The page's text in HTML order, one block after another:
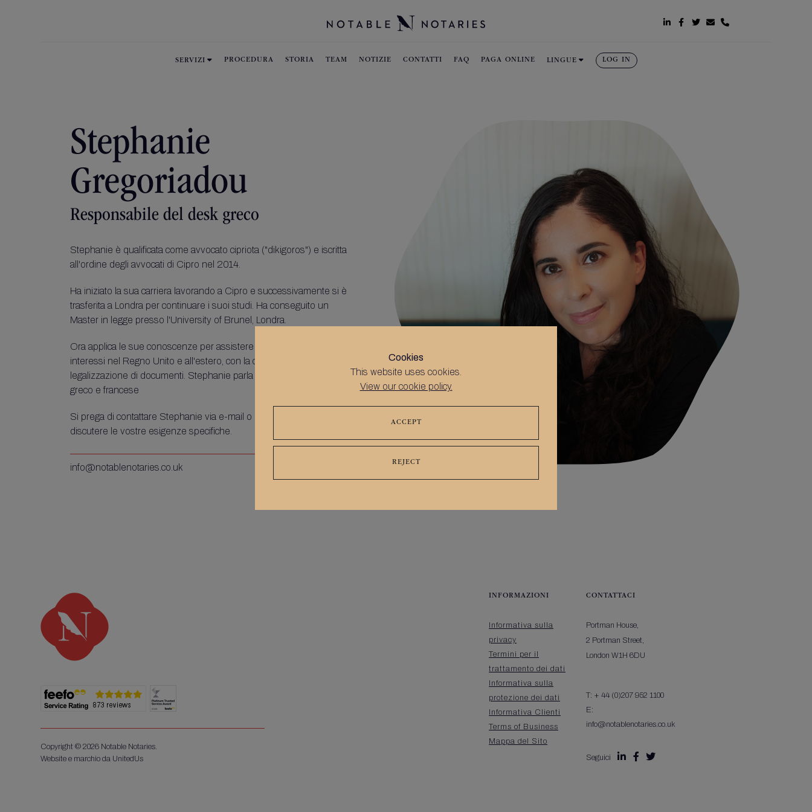
Cookies
This website uses cookies.
View our cookie policy.
ACCEPT
REJECT
    
SERVIZI  PROCEDURA STORIA TEAM NOTIZIE CONTATTI FAQ PAGA ONLINE LINGUE  LOG IN
Stephanie
Gregoriadou
Responsabile del desk greco
Stephanie è qualificata come avvocato cipriota ("dikigoros") e iscritta
all'ordine degli avvocati di Cipro nel 2014.
Ha iniziato la sua carriera lavorando a Cipro e successivamente si è
trasferita a Londra per continuare i suoi studi. Ha conseguito un
Master in legge presso l'University of Brunel, Londra.
Ora applica le sue conoscenze per assistere i clienti, con sede o
interessi nel Regno Unito e all'estero, con la certificazione notarile e la
legalizzazione di documenti. Stephanie parla correntemente inglese,
greco e francese
Si prega di contattare Stephanie via e-mail o per telefono per
discutere le vostre esigenze specifiche.
info@notablenotaries.co.uk
Copyright © 2026 Notable Notaries.
Website e marchio da UnitedUs
INFORMAZIONI
Informativa sulla
privacy
Termini per il
trattamento dei dati
Informativa sulla
protezione dei dati
Informativa Clienti
Terms of Business
Mappa del Sito
CONTATTACI
Portman House,
2 Portman Street,
London W1H 6DU
T: + 44 (0)207 952 1100
E:
info@notablenotaries.co.uk
Seguici   